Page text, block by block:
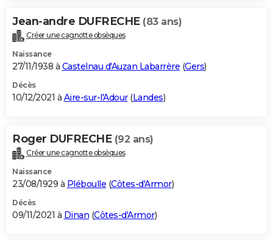
Jean-andre DUFRECHE (83 ans)
Créer une cagnotte obsèques
Naissance
27/11/1938 à Castelnau d'Auzan Labarrère (Gers)
Décès
10/12/2021 à Aire-sur-l'Adour(Landes)
Roger DUFRECHE (92 ans)
Créer une cagnotte obsèques
Naissance
23/08/1929 à Pléboulle (Côtes-d'Armor)
Décès
09/11/2021 à Dinan (Côtes-d'Armor)